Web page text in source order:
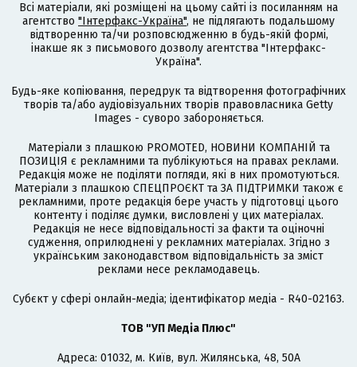
Всі матеріали, які розміщені на цьому сайті із посиланням на
агентство "Інтерфакс-Україна", не підлягають подальшому
відтворенню та/чи розповсюдженню в будь-якій формі,
інакше як з письмового дозволу агентства "Інтерфакс-
Україна".
Будь-яке копіювання, передрук та відтворення фотографічних
творів та/або аудіовізуальних творів правовласника Getty
Images - суворо забороняється.
Матеріали з плашкою PROMOTED, НОВИНИ КОМПАНІЙ та
ПОЗИЦІЯ є рекламними та публікуються на правах реклами.
Редакція може не поділяти погляди, які в них промотуються.
Матеріали з плашкою СПЕЦПРОЄКТ та ЗА ПІДТРИМКИ також є
рекламними, проте редакція бере участь у підготовці цього
контенту і поділяє думки, висловлені у цих матеріалах.
Редакція не несе відповідальності за факти та оціночні
судження, оприлюднені у рекламних матеріалах. Згідно з
українським законодавством відповідальність за зміст
реклами несе рекламодавець.
Cубєкт у сфері онлайн-медіа; ідентифікатор медіа - R40-02163.
ТОВ "УП Медіа Плюс"
Адреса: 01032, м. Київ, вул. Жилянська, 48, 50А